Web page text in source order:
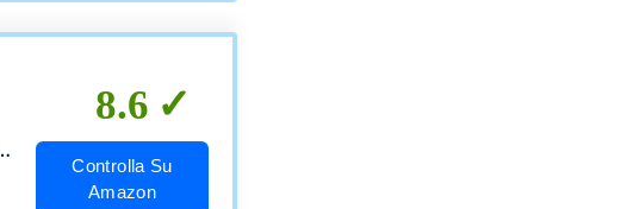
8.6
Controlla Su
Amazon